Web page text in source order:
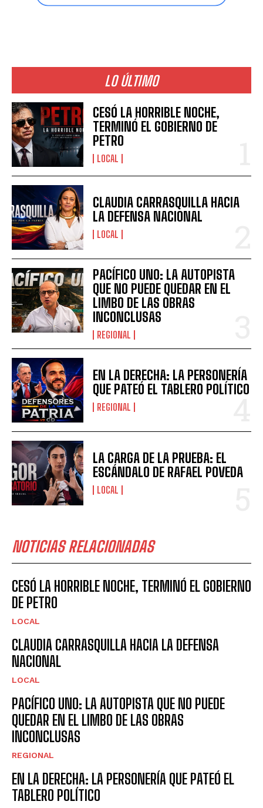
LO ÚLTIMO
CESÓ LA HORRIBLE NOCHE,
TERMINÓ EL GOBIERNO DE
PETRO
LOCAL
CLAUDIA CARRASQUILLA HACIA
LA DEFENSA NACIONAL
LOCAL
PACÍFICO UNO: LA AUTOPISTA
QUE NO PUEDE QUEDAR EN EL
LIMBO DE LAS OBRAS
INCONCLUSAS
REGIONAL
EN LA DERECHA: LA PERSONERÍA
QUE PATEÓ EL TABLERO POLÍTICO
REGIONAL
LA CARGA DE LA PRUEBA: EL
ESCÁNDALO DE RAFAEL POVEDA
LOCAL
NOTICIAS RELACIONADAS
CESÓ LA HORRIBLE NOCHE, TERMINÓ EL GOBIERNO
DE PETRO
LOCAL
CLAUDIA CARRASQUILLA HACIA LA DEFENSA
NACIONAL
LOCAL
PACÍFICO UNO: LA AUTOPISTA QUE NO PUEDE
QUEDAR EN EL LIMBO DE LAS OBRAS
INCONCLUSAS
REGIONAL
EN LA DERECHA: LA PERSONERÍA QUE PATEÓ EL
TABLERO POLÍTICO